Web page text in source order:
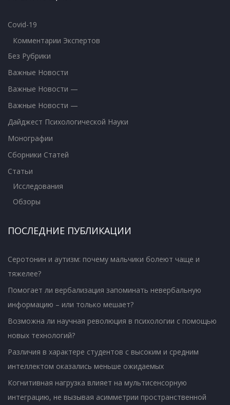
Covid-19
Комментарии Экспертов
Без Рубрики
Важные Новости
Важные Новости —
Важные Новости —
Дайджест Психологической Науки
Монографии
Сборники Статей
Статьи
Исследования
Обзоры
ПОСЛЕДНИЕ ПУБЛИКАЦИИ
Серотонин и аутизм: почему мальчики болеют чаще и
тяжелее?
Помогает ли вербализация запоминать невербальную
информацию – или только мешает?
Возможна ли научная революция в психологии с помощью
новых технологий?
Различия в характере студентов с высоким и средним
интеллектом оказались меньше ожидаемых
Когнитивная нагрузка влияет на мультисенсорную
интеграцию, не вызывая асимметрии пространственной